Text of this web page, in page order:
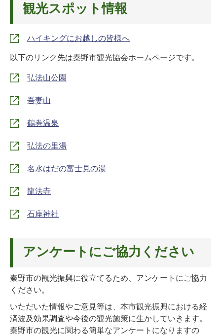
観光スポット情報
ハイキングにお越しの皆様へ
以下のリンク先は秦野市観光協会ホームページです。
弘法山公園
吾妻山
鶴巻温泉
弘法の里湯
名水はだの富士見の湯
龍法寺
石座神社
アンケートにご協力ください
秦野市の観光振興に役立てるため、アンケートにご協力
ください。
いただいた情報やご意見等は、本市観光振興における経
済波及効果調査や今後の観光施策に生かしていきます。
秦野市の観光に関わる簡単なアンケートになりますの